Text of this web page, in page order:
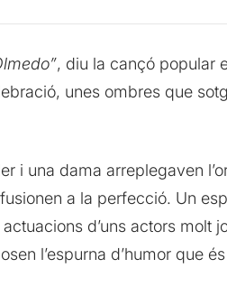
, diu la cançó popular
unes ombres que
i una dama arreplegaven
a la perfecció. Un
d’uns actors molt
l’espurna d’humor que